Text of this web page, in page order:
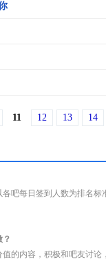
11 12 13 14
吧每日签到人数为排名
？
的内容，积极和吧友讨